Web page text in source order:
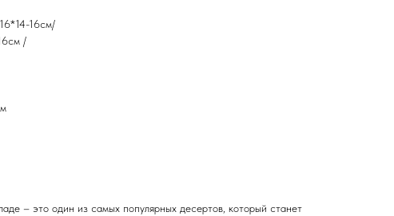
16см/
/
– это один из самых популярных десертов, который станет